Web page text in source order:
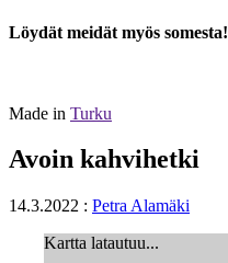
Löydät meidät myös somesta!
Made in Turku
Avoin kahvihetki
14.3.2022 : Petra Alamäki
Kartta latautuu...